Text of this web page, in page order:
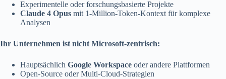
Experimentelle oder forschungsbasierte Projekte
Claude 4 Opus mit 1-Million-Token-Kontext für komplexe
Analysen
Ihr Unternehmen ist nicht Microsoft-zentrisch:
Hauptsächlich Google Workspace oder andere Plattformen
Open-Source oder Multi-Cloud-Strategien